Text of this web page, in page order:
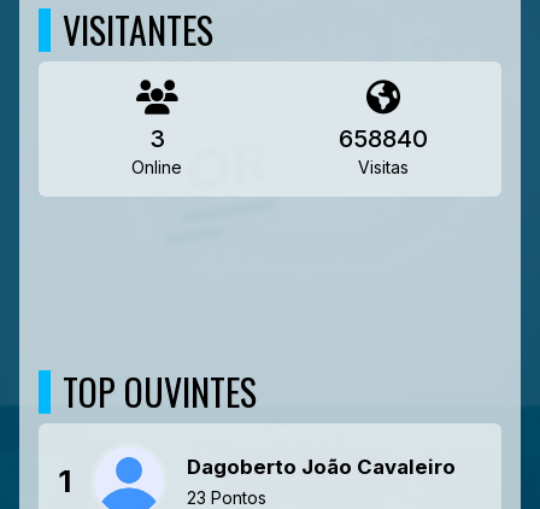
VISITANTES
3
Online
658840
Visitas
TOP OUVINTES
1 Dagoberto João Cavaleiro
23 Pontos